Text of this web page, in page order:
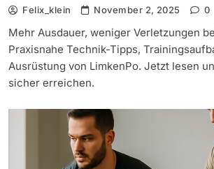
Felix_klein November 2, 2025 0
Mehr Ausdauer, weniger Verletzungen
Praxisnahe Technik-Tipps,
Ausrüstung von LimkenPo. Jetzt lesen
sicher erreichen.